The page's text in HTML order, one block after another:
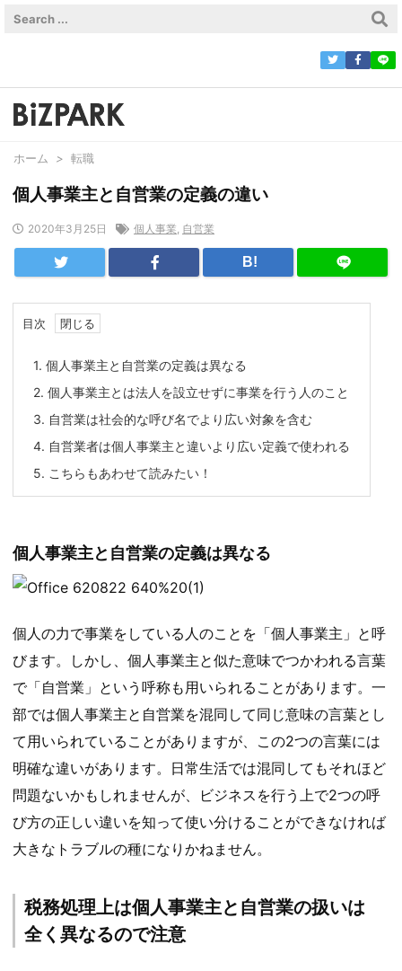
ホーム > 転職
個人事業主と自営業の定義の違い
2020年3月25日 個人事業, 自営業
B!
目次
1. 個人事業主と自営業の定義は異なる
2. 個人事業主とは法人を設立せずに事業を行う人のこと
3. 自営業は社会的な呼び名でより広い対象を含む
4. 自営業者は個人事業主と違いより広い定義で使われる
5. こちらもあわせて読みたい！
個人事業主と自営業の定義は異なる
個人の力で事業をしている人のことを「個人事業主」と呼
びます。しかし、個人事業主と似た意味でつかわれる言葉
で「自営業」という呼称も用いられることがあります。一
部では個人事業主と自営業を混同して同じ意味の言葉とし
て用いられていることがありますが、この2つの言葉には
明確な違いがあります。日常生活では混同してもそれほど
問題ないかもしれませんが、ビジネスを行う上で2つの呼
び方の正しい違いを知って使い分けることができなければ
大きなトラブルの種になりかねません。
税務処理上は個人事業主と自営業の扱いは
全く異なるので注意